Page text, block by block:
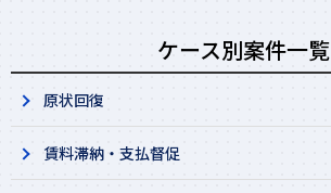
ケース別案件一覧
原状回復
賃料滞納・支払督促